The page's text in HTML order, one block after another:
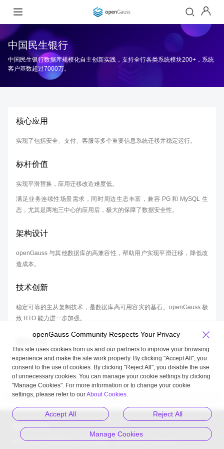
中国民生银行
中国民生银行数据库规模化自主创新实践，支持全行各类系统模块200+，系统
客户基数超过7000万。
核心应用
实现了包括安全、支付、客服等多个重要信息系统迁移并稳定运行。
标杆价值
实现平滑替换，应用迁移改造难度低。
满足业务连续性场景需求，同时周边生态丰富，兼容 PG 和 MySQL 生
态，尤其是两地三中心的应用后，极大的保障了数据安全性。
架构设计
openGauss 与其他数据库的高兼容性，帮助用户实现平滑迁移，降低改
造成本。
技术创新
稳定可靠的主从复制技术，是数据库高可用容灾的基石。openGauss 极
致 RTO 能力进一步加强。
openGauss 数据库云原生技术，与华为存储软硬协同，实现企业级应用
能力。
Related Links
openEuler MindSpore openUBMC openFuyao Kunpeng
openGauss Community Respects Your Privacy
This site uses cookies from us and our partners to improve your browsing
experience and make the site work properly. By clicking "Accept All", you
consent to the use of cookies. By clicking "Reject All", you disable the use
of unnecessary cookies. You can manage your cookie settings by clicking
"Manage Cookies". For more information or to change your cookie
settings, please refer to ourAbout Cookies.
Accept All Reject All
Manage Cookies